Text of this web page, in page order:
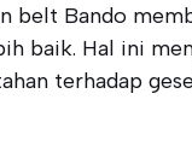
belt Bando
baik. Hal ini
terhadap